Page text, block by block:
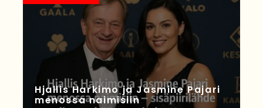
Hjallis Harkimo ja Jasmine Pajari
menossa naimisiin